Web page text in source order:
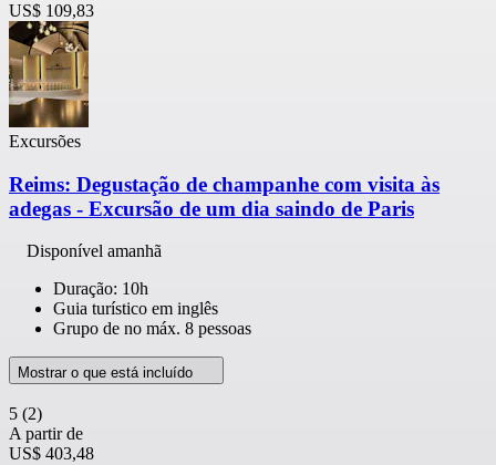
US$ 109,83
Excursões
Reims: Degustação de champanhe com visita às
adegas - Excursão de um dia saindo de Paris
Disponível amanhã
Duração: 10h
Guia turístico em inglês
Grupo de no máx. 8 pessoas
Mostrar o que está incluído
5 (2)
A partir de
US$ 403,48